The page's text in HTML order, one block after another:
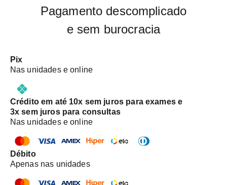
Pagamento descomplicado
e sem burocracia
Pix
Nas unidades e online
Crédito em até 10x sem juros para exames e
3x sem juros para consultas
Nas unidades e online
Débito
Apenas nas unidades